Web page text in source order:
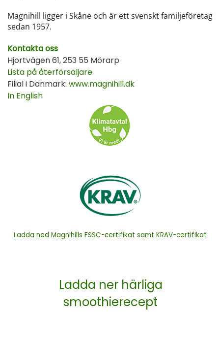
Magnihill ligger i Skåne och är ett svenskt familjeföretag
sedan 1957.
Kontakta oss
Hjortvägen 61, 253 55 Mörarp
Lista på återförsäljare
Filial i Danmark: www.magnihill.dk
In English
Ladda ned Magnihills FSSC-certifikat samt KRAV-certifikat
Ladda ner härliga
smoothierecept